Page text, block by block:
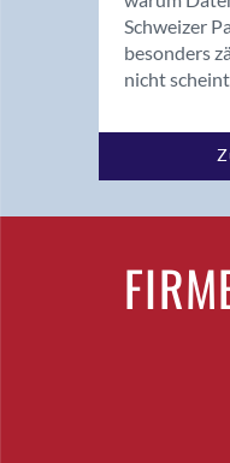
Schweizer
besonders
nicht scheint.